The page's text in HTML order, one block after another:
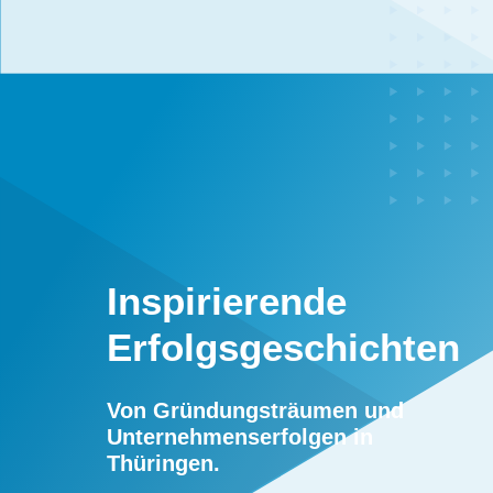
Inspirierende
Erfolgsgeschichten
Von Gründungsträumen und
Unternehmenserfolgen in
Thüringen.